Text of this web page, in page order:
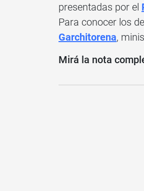
presentadas por el
Para conocer los
Garchitorena,
Mirá la nota